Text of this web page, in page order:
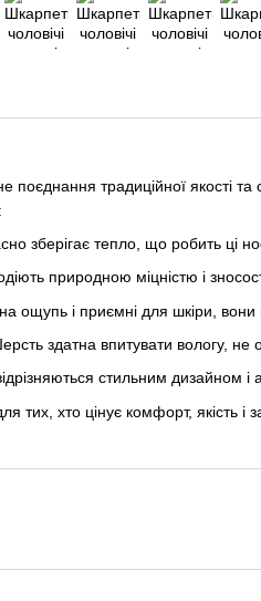
поєднання традиційної якості
зберігає тепло, що робить ці
природною міцністю і
ощупь і приємні для шкіри, вони
здатна впитувати вологу,
стильним дизайном
тих, хто цінує комфорт, якість і